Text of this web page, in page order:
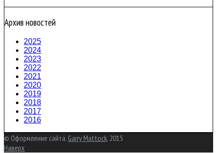
Архив новостей
2025
2024
2023
2022
2021
2020
2019
2018
2017
2016
© Оформление сайта. Garry Mattock, 2015
Наверх